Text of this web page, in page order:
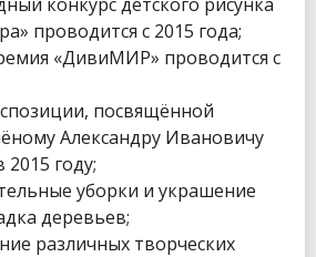
проводится с 2015 года;
«ДивиМИР» проводится с
посвящённой
Александру Ивановичу
году;
уборки и украшение
деревьев;
различных творческих